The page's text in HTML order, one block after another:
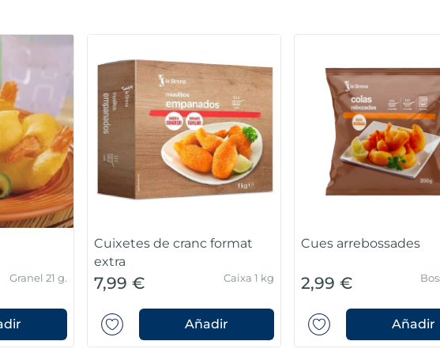
Granel 21 g.
Cuixetes de cranc format
extra
7,99 € Caixa 1 kg
Añadir
Cues arrebossades
2,99 €
Añadir